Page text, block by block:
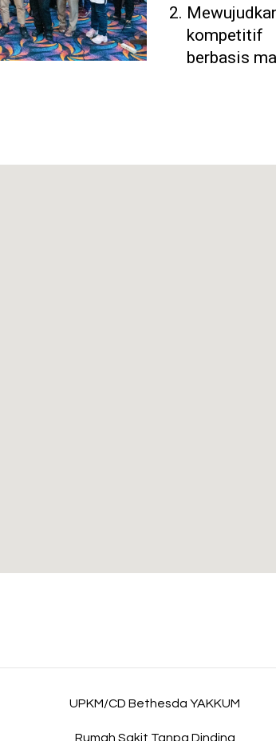
berbasis
UPKM/CD Bethesda YAKKUM
Rumah Sakit Tanpa Dinding